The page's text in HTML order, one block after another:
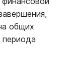
общих
периода